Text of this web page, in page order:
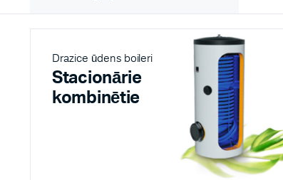
Drazice ūdens boileri
Stacionārie
kombinētie